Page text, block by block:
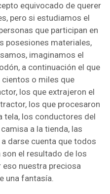
equivocado de querer
pero si estudiamos el
que participan en
posesiones materiales,
imaginamos el
a continuación el que
o miles que
los que extrajeron el
los que procesaron
tela, los conductores del
a la tienda, las
darse cuenta que todos
el resultado de los
nuestra preciosa
una fantasía.